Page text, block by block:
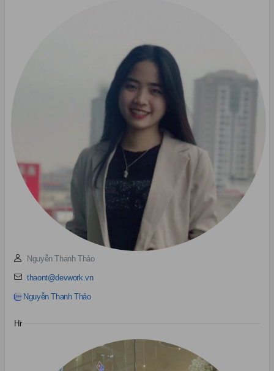
Nguyễn Thanh Thảo
thaont@devwork.vn
Nguyễn Thanh Thảo
Hr